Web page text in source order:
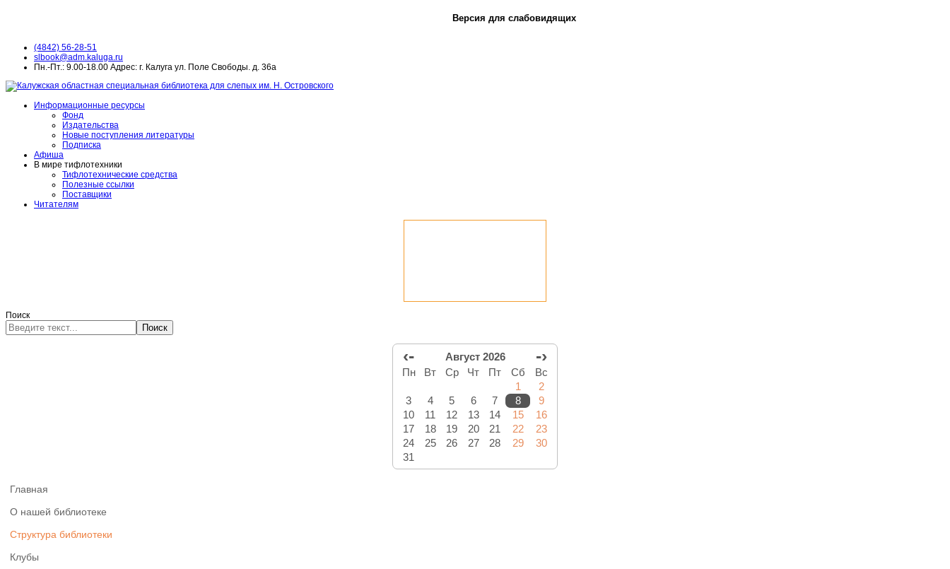
Версия для слабовидящих
(4842) 56-28-51
slbook@adm.kaluga.ru
Пн.-Пт.: 9.00-18.00 Адрес: г. Калуга ул. Поле Свободы. д. 36а
Информационные ресурсы
Фонд
Издательства
Новые поступления литературы
Подписка
Афиша
В мире тифлотехники
Тифлотехнические средства
Полезные ссылки
Поставщики
Читателям
Поиск
Поиск
‹- Август 2026 -›
Пн Вт Ср Чт Пт Сб
Вс
1
2
3
4 5 6 7 8
9
10
11 12 13 14 15
16
17
18 19 20 21 22
23
24
25 26 27 28 29
30
31
Главная
О нашей библиотеке
Структура библиотеки
Клубы